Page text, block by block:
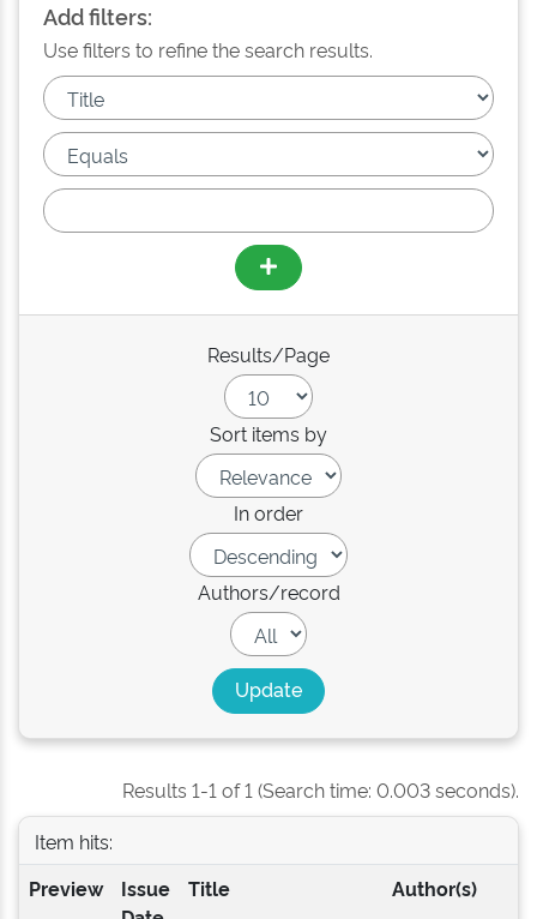
Add filters:
Use filters to refine the search results.
Results/Page
Sort items by
In order
Authors/record
Results 1-1 of 1 (Search time: 0.003 seconds).
Item hits:
Preview
Issue
Title Author(s)